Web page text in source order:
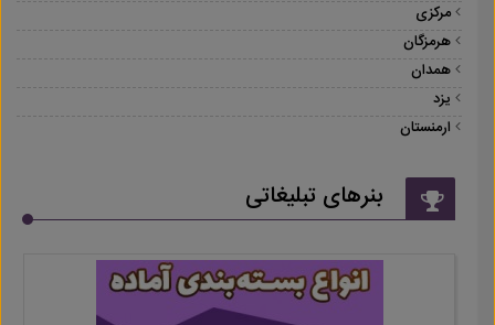
مرکزی
هرمزگان
همدان
یزد
ارمنستان
بنرهای تبلیغاتی